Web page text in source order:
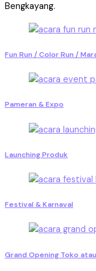
Bengkayang.
Fun Run / Color Run /
Pameran & Expo
Launching Produk
Festival & Karnaval
Grand Opening Toko